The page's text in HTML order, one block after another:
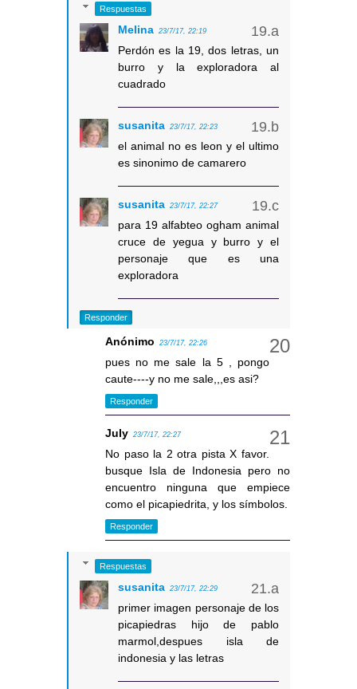
Respuestas
Melina 23/7/17, 22:19
Perdón es la 19, dos letras, un
burro y la exploradora al
cuadrado
susanita 23/7/17, 22:23
el animal no es leon y el ultimo
es sinonimo de camarero
susanita 23/7/17, 22:27
para 19 alfabteo ogham animal
cruce de yegua y burro y el
personaje que es una
exploradora
Responder
Anónimo 23/7/17, 22:26
pues no me sale la 5 , pongo
caute----y no me sale,,,es asi?
Responder
July 23/7/17, 22:27
No paso la 2 otra pista X favor.
busque Isla de Indonesia pero no
encuentro ninguna que empiece
como el picapiedrita, y los símbolos.
Responder
Respuestas
susanita 23/7/17, 22:29
primer imagen personaje de los
picapiedras hijo de pablo
marmol,despues isla de
indonesia y las letras